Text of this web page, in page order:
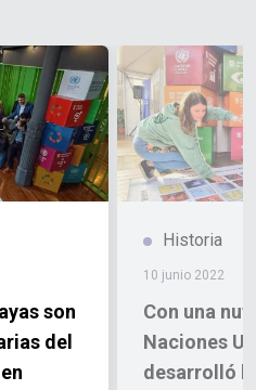
son
del
Historia
10 junio 2022
Con una
Naciones
desarrolló